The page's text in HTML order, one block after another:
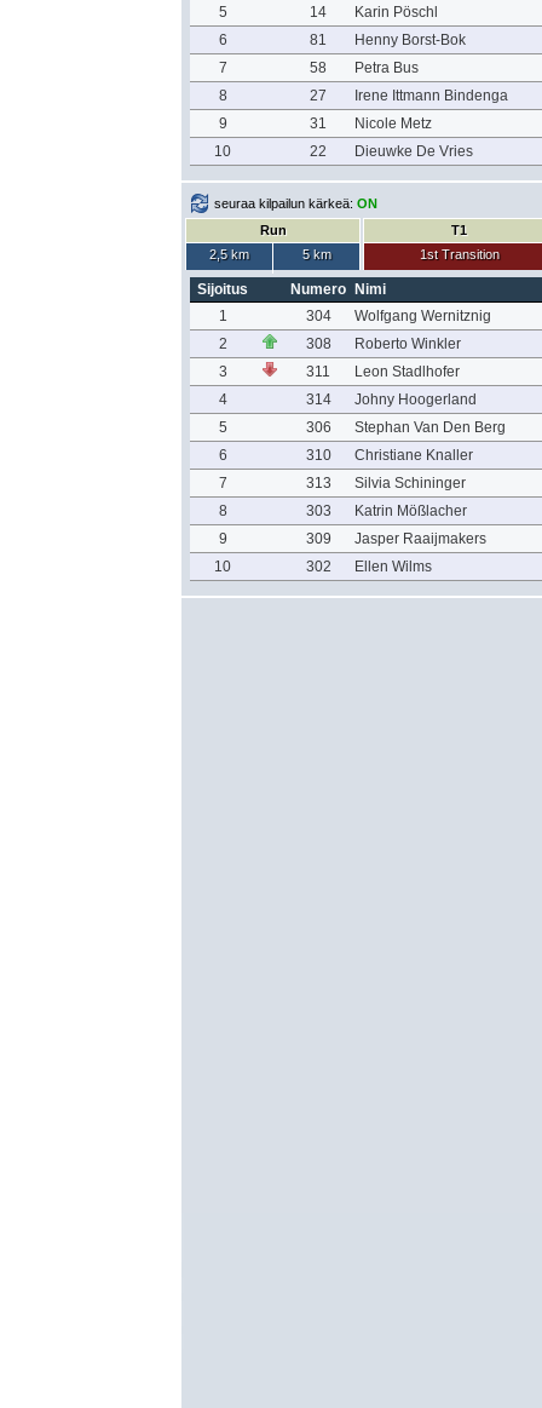
5
14
Karin Pöschl
6
81
Henny Borst-Bok
7
58
Petra Bus
8
27
Irene Ittmann Bindenga
9
31
Nicole Metz
10
22 Dieuwke De Vries
seuraa kilpailun kärkeä: ON
Run
2,5 km
5 km
T1
1st Transition
Sijoitus Numero
Nimi
1
304
Wolfgang Wernitznig
2
308
Roberto Winkler
3
311
Leon Stadlhofer
4
314
Johny Hoogerland
5
306
Stephan Van Den Berg
6
310
Christiane Knaller
7
313
Silvia Schininger
8
303
Katrin Mößlacher
9
309
Jasper Raaijmakers
10
302 Ellen Wilms